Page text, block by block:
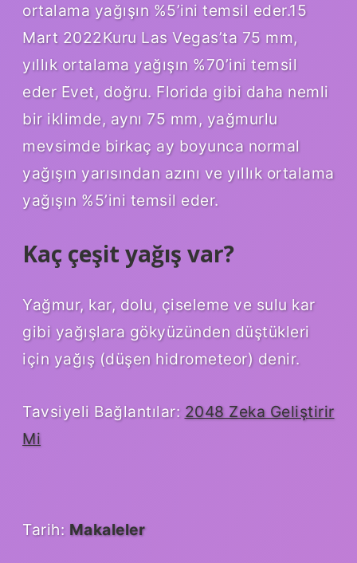
ortalama yağışın %5’ini temsil eder.15
Mart 2022Kuru Las Vegas’ta 75 mm,
yıllık ortalama yağışın %70’ini temsil
eder Evet, doğru. Florida gibi daha nemli
bir iklimde, aynı 75 mm, yağmurlu
mevsimde birkaç ay boyunca normal
yağışın yarısından azını ve yıllık ortalama
yağışın %5’ini temsil eder.
Kaç çeşit yağış var?
Yağmur, kar, dolu, çiseleme ve sulu kar
gibi yağışlara gökyüzünden düştükleri
için yağış (düşen hidrometeor) denir.
Tavsiyeli Bağlantılar: 2048 Zeka Geliştirir
Mi
Tarih: Makaleler